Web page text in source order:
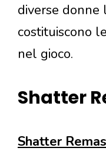
diverse donne
costituiscono
nel gioco.
Shatter
Shatter